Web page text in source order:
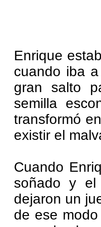
Enrique
cuando iba
gran salto
semilla
transformó
existir el
Cuando
soñado y
dejaron un
de ese